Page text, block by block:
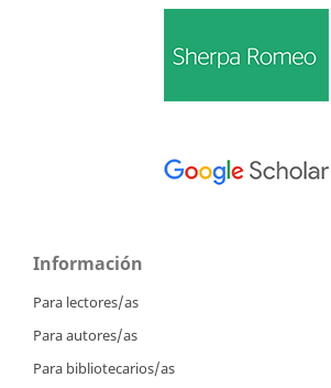
Información
Para lectores/as
Para autores/as
Para bibliotecarios/as